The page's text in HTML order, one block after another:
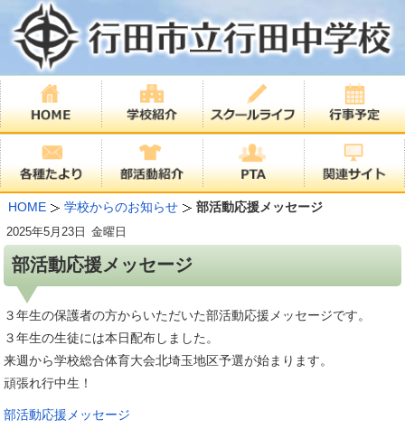
HOME 学校からのお知らせ 部活動応援メッセージ
部活動応援メッセージ
2025年5月23日 金曜日
３年生の保護者の方からいただいた部活動応援メッセージです。
３年生の生徒には本日配布しました。
来週から学校総合体育大会北埼玉地区予選が始まります。
頑張れ行中生！
部活動応援メッセージ